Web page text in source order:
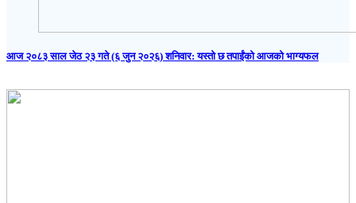
आज २०८३ साल जेठ २३ गते (६ जुन २०२६) शनिवार: यस्तो छ तपाईंको आजको भाग्यफल